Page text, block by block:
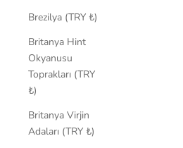
Brezilya (TRY ₺)
Britanya Hint
Okyanusu
Toprakları (TRY
₺)
Britanya Virjin
Adaları (TRY ₺)